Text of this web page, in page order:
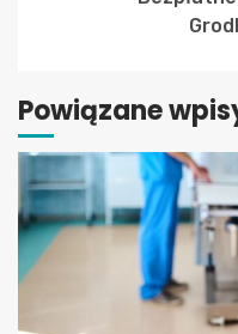
Powiązane